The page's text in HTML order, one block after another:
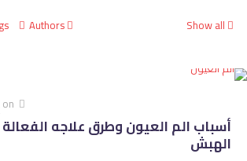
Authors Show all
on
أسباب الم العيون وطرق علاجه
الهبش